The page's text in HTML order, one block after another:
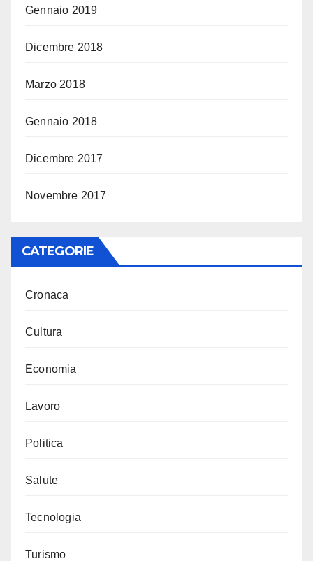
Gennaio 2019
Dicembre 2018
Marzo 2018
Gennaio 2018
Dicembre 2017
Novembre 2017
CATEGORIE
Cronaca
Cultura
Economia
Lavoro
Politica
Salute
Tecnologia
Turismo